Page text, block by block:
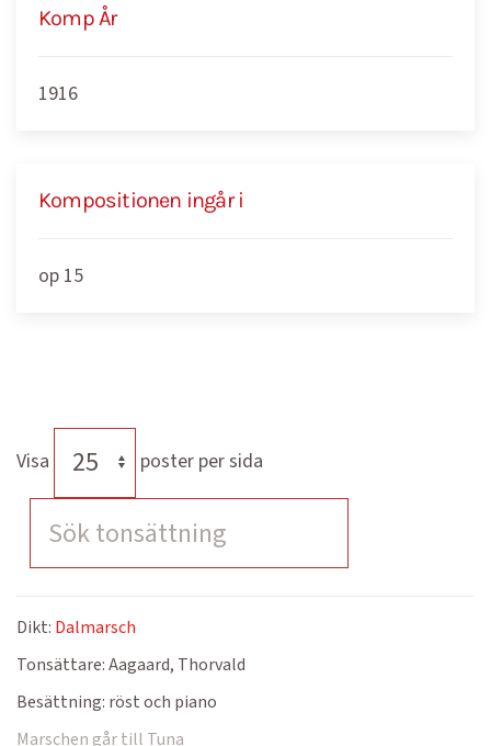
Komp År
1916
Kompositionen ingår i
op 15
Visa poster per sida
Dikt: Dalmarsch
Tonsättare:Aagaard, Thorvald
Besättning: röst och piano
Marschen går till Tuna